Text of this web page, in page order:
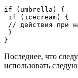
if (umbrella) {
if (icecream) {
// действия при
}
}
Последнее, что
использовать